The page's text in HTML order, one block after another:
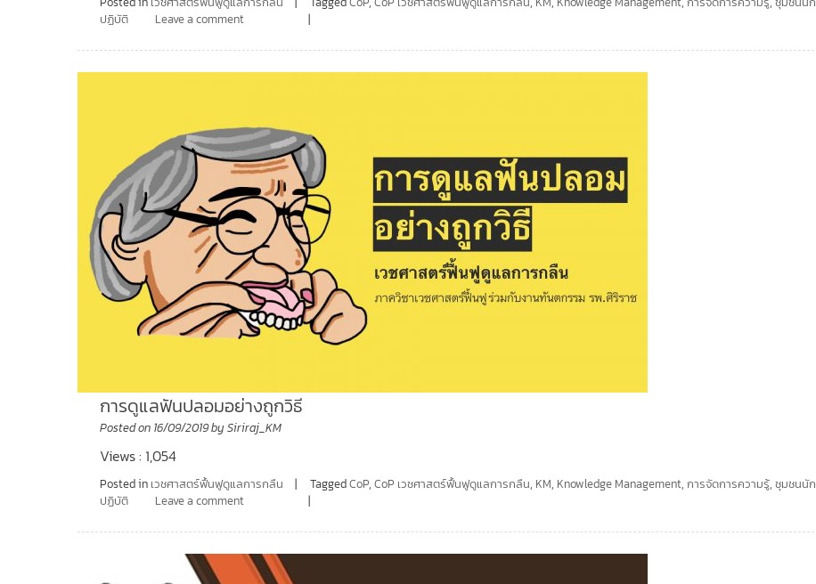
ปฏิบัติ
Leave a comment
การดูแลฟันปลอมอย่างถูกวิธี
Posted on 16/09/2019bySiriraj_KM
Views : 1,054
Posted in เวชศาสตร์ฟื้นฟูดูแลการกลืน TaggedCoP,CoP เวชศาสตร์ฟื้นฟูดูแลการกลืน, KM, Knowledge Management,การจัดการความรู้,ชุมชนนัก
ปฏิบัติ
Leave a comment